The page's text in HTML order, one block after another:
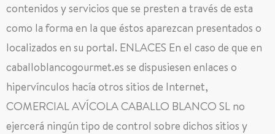
contenidos y servicios que se presten a través de esta
como la forma en la que éstos aparezcan presentados o
localizados en su portal. ENLACES En el caso de que en
caballoblancogourmet.es se dispusiesen enlaces o
hipervínculos hacía otros sitios de Internet,
COMERCIAL AVÍCOLA CABALLO BLANCO SL no
ejercerá ningún tipo de control sobre dichos sitios y